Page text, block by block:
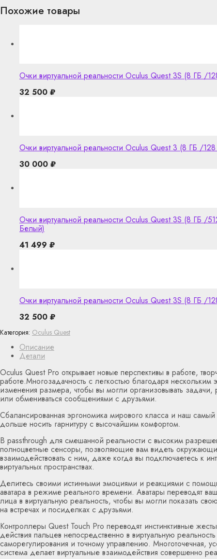
Описание
Детали
Oculus Quest Pro открывает новые перспективы в работе,
работе.Многозадачность с легкостью благодаря нескольким
изменения размера, чтобы вы могли организовывать
или обмениваться сообщениями с друзьями.
Сбалансированная эргономика мирового класса и наш
дольше носить гарнитуру с высочайшим комфортом.
В passthrough для смешанной реальности с высоким
полноцветные сенсоры, позволяющие вам видеть
взаимодействовать с ним, даже когда вы подключаетесь к
виртуальных пространствах.
Делитесь своими истинными эмоциями и реакциями с
аватара в режиме реального времени. Аватары переводят
лица в виртуальную реальность, чтобы вы могли показать
на встречах и посиделках с друзьями.
Контроллеры Quest Touch Pro переводят инстинктивные
действия пальцев непосредственно в виртуальную
саморегулирования и точному управлению. Многоточечная,
система делает виртуальные взаимодействия совершенно
Категория: Oculus Quest
Похожие товары
Очки виртуальной реальности Oculus Quest 3S (8 ГБ /
32 500 ₽
Очки виртуальной реальности Oculus Quest 3 (8 ГБ /
30 000 ₽
Очки виртуальной реальности Oculus Quest 3S (8 ГБ /
Белый)
41 499 ₽
Очки виртуальной реальности Oculus Quest 3S (8 ГБ /
32 500 ₽